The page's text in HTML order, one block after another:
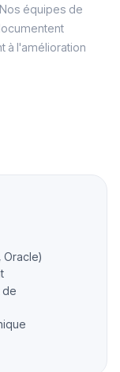
équipes de
à l'amélioration
Oracle)
de